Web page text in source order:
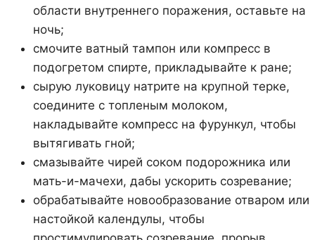
области внутреннего поражения, оставьте на
ночь;
смочите ватный тампон или компресс в
подогретом спирте, прикладывайте к ране;
сырую луковицу натрите на крупной терке,
соедините с топленым молоком,
накладывайте компресс на фурункул, чтобы
вытягивать гной;
смазывайте чирей соком подорожника или
мать-и-мачехи, дабы ускорить созревание;
обрабатывайте новообразование отваром или
настойкой календулы, чтобы